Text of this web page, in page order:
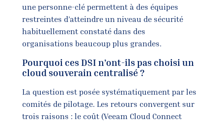
une personne-clé permettent à des équipes
restreintes d’atteindre un niveau de sécurité
habituellement constaté dans des
organisations beaucoup plus grandes.
Pourquoi ces DSI n’ont-ils pas choisi un
cloud souverain centralisé ?
La question est posée systématiquement par les
comités de pilotage. Les retours convergent sur
trois raisons : le coût (Veeam Cloud Connect